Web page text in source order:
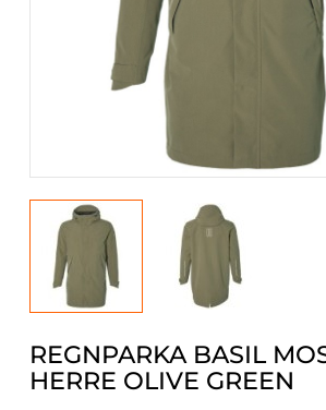
REGNPARKA BASIL
HERRE OLIVE GREEN